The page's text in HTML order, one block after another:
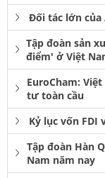
Đối tác lớn của
Tập đoàn sản
điểm' ở Việt
EuroCham:
tư toàn cầu
Kỷ lục vốn FDI
Tập đoàn Hàn
Nam năm nay